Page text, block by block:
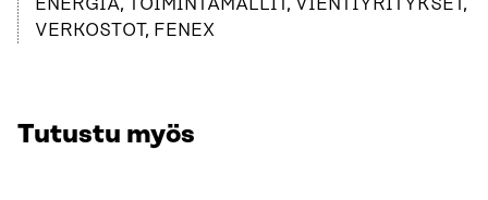
ENERGIA, TOIMINTAMALLIT, VIENTIYRITYKSET,
VERKOSTOT, FENEX
Tutustu myös